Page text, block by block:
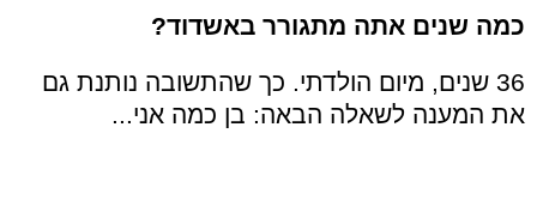
כמה שנים אתה מתגורר באשדוד?
36 שנים, מיום הולדתי. כך שהתשובה נותנת גם
את המענה לשאלה הבאה: בן כמה אני...